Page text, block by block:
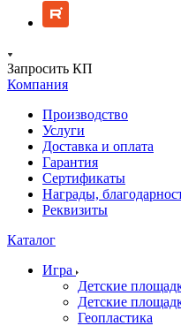
Запросить КП
Компания
Производство
Услуги
Доставка и оплата
Гарантия
Сертификаты
Награды,
Реквизиты
Каталог
Игра
Детские
Детские
Геопластика